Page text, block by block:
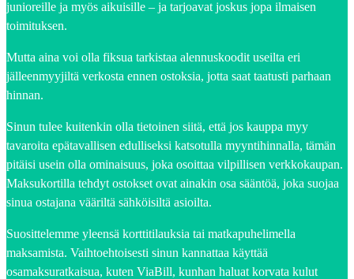
junioreille ja myös aikuisille – ja tarjoavat joskus jopa ilmaisen
toimituksen.
Mutta aina voi olla fiksua tarkistaa alennuskoodit useilta eri
jälleenmyyjiltä verkosta ennen ostoksia, jotta saat taatusti parhaan
hinnan.
Sinun tulee kuitenkin olla tietoinen siitä, että jos kauppa myy
tavaroita epätavallisen edulliseksi katsotulla myyntihinnalla, tämän
pitäisi usein olla ominaisuus, joka osoittaa vilpillisen verkkokaupan.
Maksukortilla tehdyt ostokset ovat ainakin osa sääntöä, joka suojaa
sinua ostajana vääriltä sähköisiltä asioilta.
Suosittelemme yleensä korttitilauksia tai matkapuhelimella
maksamista. Vaihtoehtoisesti sinun kannattaa käyttää
osamaksuratkaisua, kuten ViaBill, kunhan haluat korvata kulut